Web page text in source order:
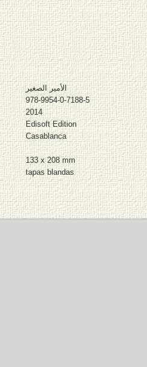
الأمير الصغير
978-9954-0-7188-5
2014
Edisoft Edition
Casablanca
133 x 208 mm
tapas blandas